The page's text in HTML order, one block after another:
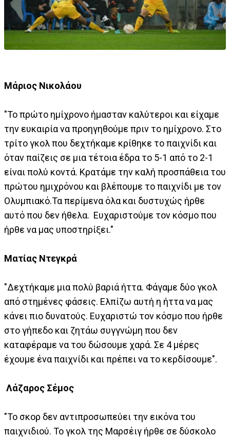
Μάριος Νικολάου
"Το πρώτο ημίχρονο ήμασταν καλύτεροι και είχαμε
την ευκαιρία να προηγηθούμε πριν το ημίχρονο. Στο
τρίτο γκολ που δεχτήκαμε κρίθηκε το παιχνίδι και
όταν παίζεις σε μια τέτοια έδρα το 5-1 από το 2-1
είναι πολύ κοντά. Κρατάμε την καλή προσπάθεια του
πρώτου ημιχρόνου και βλέπουμε το παιχνίδι με τον
Ολυμπιακό.Τα περίμενα όλα και δυστυχώς ήρθε
αυτό που δεν ήθελα. Ευχαριστούμε τον κόσμο που
ήρθε να μας υποστηρίξει."
Ματίας Ντεγκρά
"Δεχτήκαμε μια πολύ βαριά ήττα. Φάγαμε δύο γκολ
από στημένες φάσεις. Ελπίζω αυτή η ήττα να μας
κάνει πιο δυνατούς. Ευχαριστώ τον κόσμο που ήρθε
στο γήπεδο και ζητάω συγγνώμη που δεν
καταφέραμε να του δώσουμε χαρά. Σε 4 μέρες
έχουμε ένα παιχνίδι και πρέπει να το κερδίσουμε".
Λάζαρος Σέμος
"Το σκορ δεν αντιπροσωπεύει την εικόνα του
παιχνιδιού. Το γκολ της Μαρσέιγ ήρθε σε δύσκολο